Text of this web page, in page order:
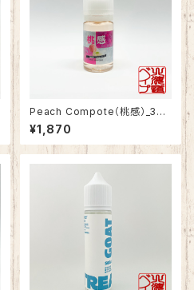
Peach Compote（桃感）_30
ml
¥1,870